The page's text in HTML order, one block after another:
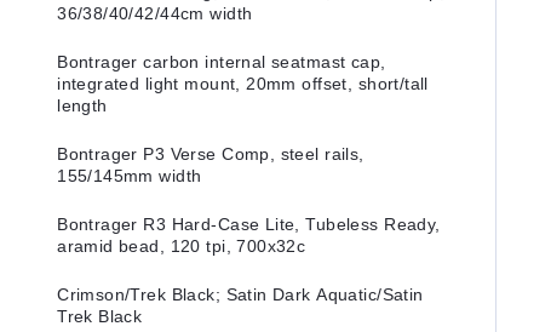
36/38/40/42/44cm width
Bontrager carbon internal seatmast cap,
integrated light mount, 20mm offset, short/tall
length
Bontrager P3 Verse Comp, steel rails,
155/145mm width
Bontrager R3 Hard-Case Lite, Tubeless Ready,
aramid bead, 120 tpi, 700x32c
Crimson/Trek Black; Satin Dark Aquatic/Satin
Trek Black